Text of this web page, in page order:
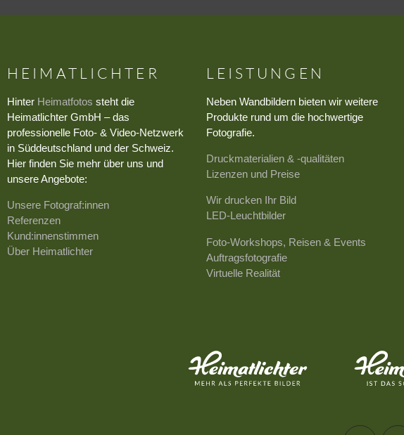
HEIMATLICHTER
Hinter Heimatfotos steht die
Heimatlichter GmbH – das
professionelle Foto- & Video-Netzwerk
in Süddeutschland und der Schweiz.
Hier finden Sie mehr über uns und
unsere Angebote:
Unsere Fotograf:innen
Referenzen
Kund:innenstimmen
Über Heimatlichter
LEISTUNGEN
Neben Wandbildern bieten wir weitere
Produkte rund um die hochwertige
Fotografie.
Druckmaterialien & -qualitäten
Lizenzen und Preise
Wir drucken Ihr Bild
LED-Leuchtbilder
Foto-Workshops, Reisen & Events
Auftragsfotografie
Virtuelle Realität